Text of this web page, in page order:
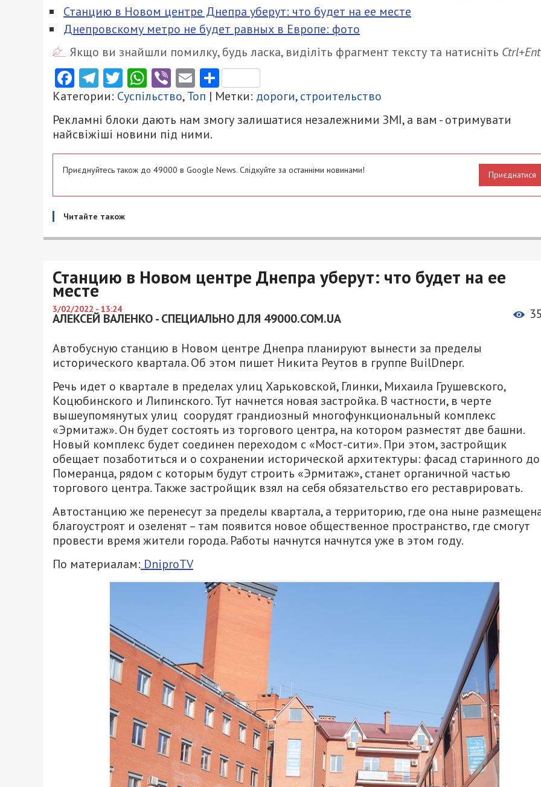
Станцию в Новом центре Днепра уберут: что будет на ее месте
Днепровскому метро не будет равных в Европе: фото
Якщо ви знайшли помилку, будь ласка, виділіть фрагмент тексту та натисніть
Facebook
Telegram
Twitter
WhatsApp
ViberEmailПоділитися
Категории: Суспільство,Топ | Метки: дороги,строительство
Рекламні блоки дають нам змогу залишатися незалежними ЗМІ, а вам - отримувати
найсвіжіші новини під ними.
Приєднуйтесь також до 49000 в Google News. Слідкуйте за останніми новинами! Приєднатися
Читайте також
Станцию в Новом центре Днепра уберут: что будет на ее
месте
3/02/2022 - 13:24
АЛЕКСЕЙ ВАЛЕНКО - СПЕЦИАЛЬНО ДЛЯ 49000.COM.UA
Автобусную станцию в Новом центре Днепра планируют вынести за пределы
исторического квартала. Об этом пишет Никита Реутов в группе BuilDnepr.
Речь идет о квартале в пределах улиц Харьковской, Глинки, Михаила Грушевского,
Коцюбинского и Липинского. Тут начнется новая застройка. В частности, в черте
вышеупомянутых улиц соорудят грандиозный многофункциональный комплекс
«Эрмитаж». Он будет состоять из торгового центра, на котором разместят две башни.
Новый комплекс будет соединен переходом с «Мост-сити». При этом, застройщик
обещает позаботиться и о сохранении исторической архитектуры: фасад старинного
Померанца, рядом с которым будут строить «Эрмитаж», станет органичной частью
торгового центра. Также застройщик взял на себя обязательство его реставрировать.
Автостанцию же перенесут за пределы квартала, а территорию, где она ныне
благоустроят и озеленят – там появится новое общественное пространство, где смогут
провести время жители города. Работы начнутся начнутся уже в этом году.
По материалам: DniproTV